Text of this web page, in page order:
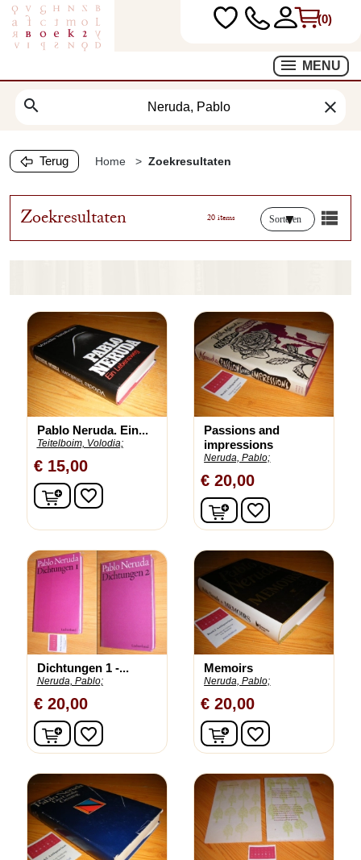
(0)
MENU
search clear
Terug Home Zoekresultaten
Zoekresultaten 20 items Sorteren
Pablo Neruda. Ein...
Teitelboim, Volodia;
€ 15,00
In winkelwagen
favorite_border
Passions and
impressions
Neruda, Pablo;
€ 20,00
In winkelwagen
favorite_border
Dichtungen 1 -...
Neruda, Pablo;
€ 20,00
In winkelwagen
favorite_border
Memoirs
Neruda, Pablo;
€ 20,00
In winkelwagen
favorite_border